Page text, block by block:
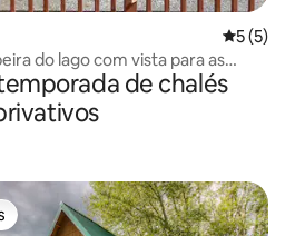
5 de
5 (5)
do lago com vista para as
de chalés